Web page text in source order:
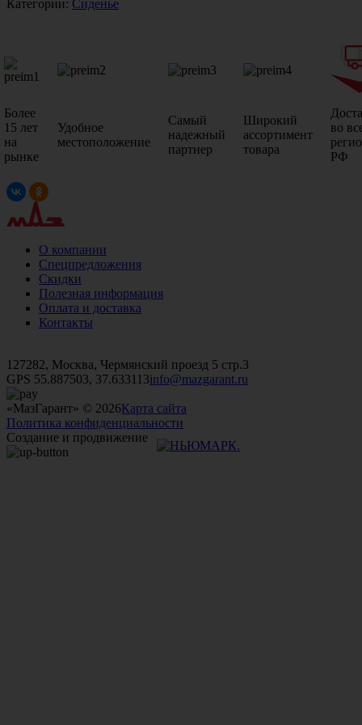
Категории: Сиденье
Более
15 лет
на
рынке
Удобное
местоположение
Самый
надежный
партнер
Широкий
ассортимент
товара
во
РФ
О компании
Спецпредложения
Скидки
Полезная информация
Оплата и доставка
Контакты
127282, Москва, Чермянский проезд 5 стр.3
GPS 55.887503, 37.633113info@mazgarant.ru
«МазГарант» © 2026Карта сайта
Политика конфиденциальности
Создание и продвижение